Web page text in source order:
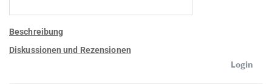
Beschreibung
Diskussionen und Rezensionen
Login